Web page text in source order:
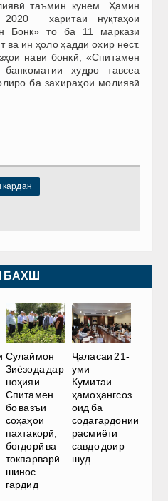
таъмин кунем. Ҳамин
харитаи нуқтаҳои
Бонк» то ба 11 маркази
ва ин ҳоло ҳадди охир нест.
нави бонкӣ, «Спитамен
худро тавсеа
ба захираҳои молиявӣ
кардан
БАХШ
Сулаймон
Зиёзода дар
ноҳияи
Спитамен
бо вазъи
соҳаҳои
пахтакорӣ,
боғдорӣ ва
токпарварӣ
шинос
гардид
Ҷаласаи 21-
уми
Кумитаи
ҳамоҳангсоз
оид ба
содагардонии
расмиёти
савдо доир
шуд